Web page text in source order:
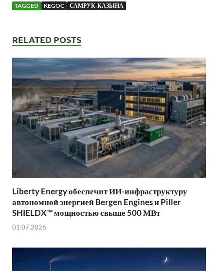
TAGGED KEGOC САМРУК-КАЗЫНА
RELATED POSTS
Liberty Energy обеспечит ИИ-инфраструктуру
автономной энергией Bergen Engines и Piller
SHIELDX™ мощностью свыше 500 МВт
01.07.2026